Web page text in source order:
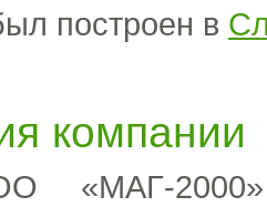
построен в
компании
«МАГ-